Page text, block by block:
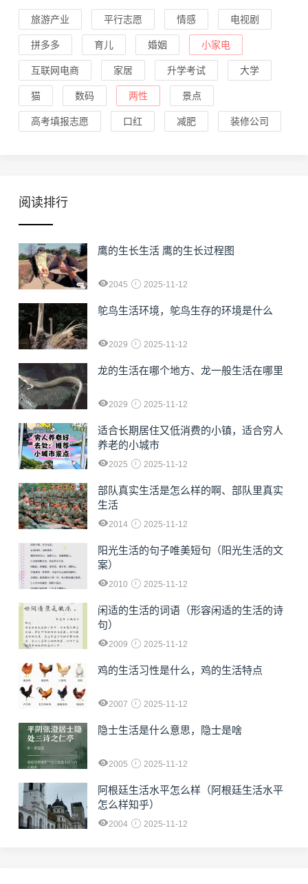
旅游产业 平行志愿 情感 电视剧
拼多多 育儿 婚姻 小家电
互联网电商 家居 升学考试 大学
猫 数码 两性 景点
高考填报志愿 口红 减肥 装修公司
阅读排行
鹰的生长生活 鹰的生长过程图
2045 2025-11-12
鸵鸟生活环境，鸵鸟生存的环境是什么
2029 2025-11-12
龙的生活在哪个地方、龙一般生活在哪里
2029 2025-11-12
适合长期居住又低消费的小镇，适合穷人
养老的小城市
2025 2025-11-12
部队真实生活是怎么样的啊、部队里真实
生活
2014 2025-11-12
阳光生活的句子唯美短句（阳光生活的文
案）
2010 2025-11-12
闲适的生活的词语（形容闲适的生活的诗
句）
2009 2025-11-12
鸡的生活习性是什么，鸡的生活特点
2007 2025-11-12
隐士生活是什么意思，隐士是啥
2005 2025-11-12
阿根廷生活水平怎么样（阿根廷生活水平
怎么样知乎）
2004 2025-11-12